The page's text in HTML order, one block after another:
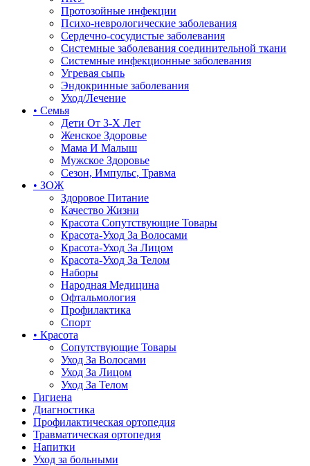
Протозойные инфекции
Психо-неврологические заболевания
Сердечно-сосудистые заболевания
Системные заболевания соединительной ткани
Системные инфекционные заболевания
Угревая сыпь
Эндокринные заболевания
Уход/Лечение
• Семья
Дети От 3-Х Лет
Женское Здоровье
Мама И Малыш
Мужское Здоровье
Сезон, Импульс, Травма
• ЗОЖ
Здоровое Питание
Качество Жизни
Красота Сопутствующие Товары
Красота-Уход За Волосами
Красота-Уход За Лицом
Красота-Уход За Телом
Наборы
Народная Медицина
Офтальмология
Профилактика
Спорт
• Красота
Сопутствующие Товары
Уход За Волосами
Уход За Лицом
Уход За Телом
Гигиена
Диагностика
Профилактическая ортопедия
Травматическая ортопедия
Напитки
Уход за больными